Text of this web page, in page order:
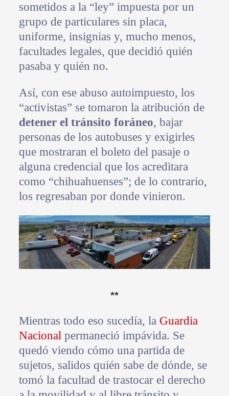
sometidos a la “ley” impuesta por un
grupo de particulares sin placa,
uniforme, insignias y, mucho menos,
facultades legales, que decidió quién
pasaba y quién no.
Así, con ese abuso autoimpuesto, los
“activistas” se tomaron la atribución de
detener el tránsito foráneo, bajar
personas de los autobuses y exigirles
que mostraran el boleto del pasaje o
alguna credencial que los acreditara
como “chihuahuenses”; de lo contrario,
los regresaban por donde vinieron.
**
Mientras todo eso sucedía, la Guardia
Nacionalpermaneció impávida. Se
quedó viendo cómo una partida de
sujetos, salidos quién sabe de dónde, se
tomó la facultad de trastocar el derecho